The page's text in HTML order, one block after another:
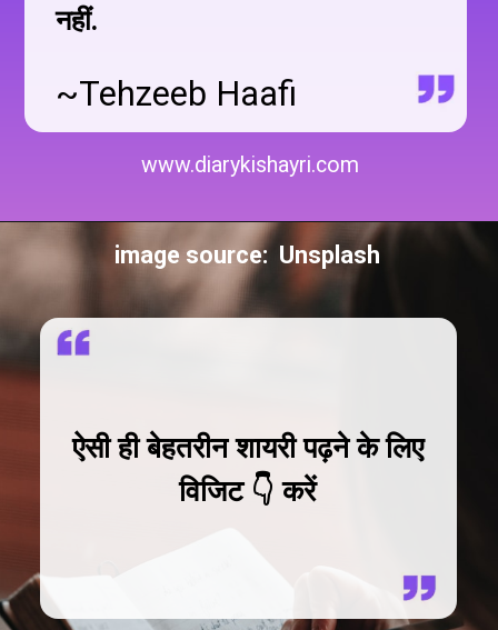
नहीं.
www.diarykishayri.com
~Tehzeeb Haafi
ऐसी ही बेहतरीन शायरी पढ़ने के लिए
विजिट 👇 करें
image source: Unsplash